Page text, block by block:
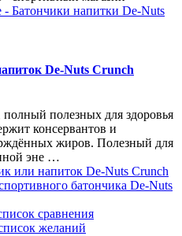
De-Nuts Crunch
полезных для здоровья
консервантов и
жиров. Полезный для
эне …
сравнения
желаний